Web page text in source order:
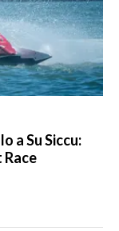
a Su Siccu: